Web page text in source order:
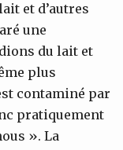
et d’autres
une
du lait et
plus
contaminé par
pratiquement
». La